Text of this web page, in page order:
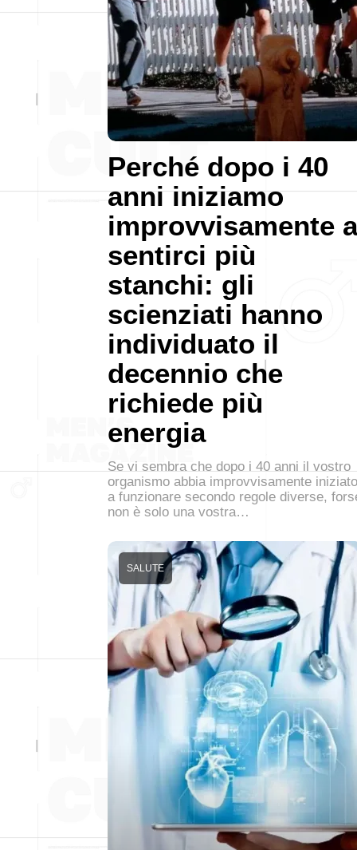
Perché dopo i 40
anni iniziamo
improvvisamente a
sentirci più
stanchi: gli
scienziati hanno
individuato il
decennio che
richiede più
energia
Se vi sembra che dopo i 40 anni il vostro
organismo abbia improvvisamente iniziato
a funzionare secondo regole diverse,
non è solo una vostra…
SALUTE